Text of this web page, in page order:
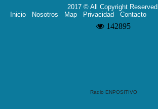
2017 © All Copyright Reserved.
Inicio
Nosotros Map Privacidad Contacto
Radio ENPOSITIVO